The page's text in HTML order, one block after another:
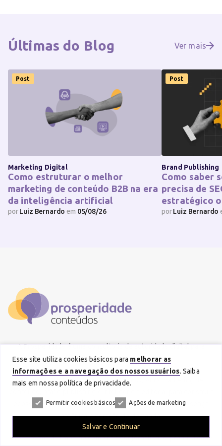
Últimas do Blog Ver mais
Post
Marketing Digital
Como estruturar o melhor
marketing de conteúdo B2B na era
da inteligência artificial
porLuiz Bernardo em 05/08/26
Post
Brand Publishing
Como saber
precisa de
estratégico
porLuiz Bernardo
A Prosperidade é uma consultoria de autoridade digital para
grandes marcas.
Atuamos na interseção entre SEO, GEO, AEO, marketing de
ecossistemas digitais capazes de ampliar reputação, presença
orgânica e geração de demanda.
Nossa forma de trabalho combina rigor jornalístico, profundidade
Esse site utiliza cookies básicos para melhorar as
informações e a navegação dos nossos usuários. Saiba
mais em nossa política de privacidade.
Permitir cookies básicos Ações de marketing
Salvar e Continuar